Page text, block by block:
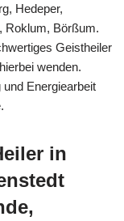
Hedeper,
Roklum, Börßum.
Geistheiler
wenden.
Energiearbeit
in